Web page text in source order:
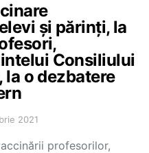
și părinți, la
Consiliului
la o dezbatere
2021
profesorilor,